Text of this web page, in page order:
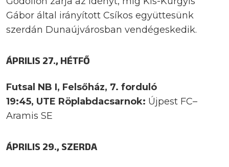
Gábor által irányított Csíkos együttesünk
szerdán Dunaújvárosban vendégeskedik.
ÁPRILIS 27., HÉTFŐ
Futsal NB I, Felsőház, 7. forduló
19:45, UTE Röplabdacsarnok: Újpest FC–
Aramis SE
ÁPRILIS 29., SZERDA